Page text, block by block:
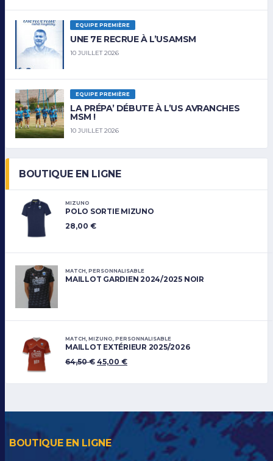
EQUIPE PREMIÈRE
UNE 7E RECRUE À L’USAMSM
10 JUILLET 2026
EQUIPE PREMIÈRE
LA PRÉPA’ DÉBUTE À L’US AVRANCHES
MSM !
10 JUILLET 2026
BOUTIQUE EN LIGNE
MIZUNO
POLO SORTIE MIZUNO
28,00 €
MATCH, PERSONNALISABLE
MAILLOT GARDIEN 2024/2025 NOIR
MATCH, MIZUNO, PERSONNALISABLE
MAILLOT EXTÉRIEUR 2025/2026
64,50€ 45,00 €
BOUTIQUE EN LIGNE